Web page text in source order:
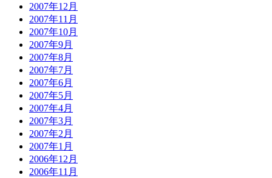
2007年12月
2007年11月
2007年10月
2007年9月
2007年8月
2007年7月
2007年6月
2007年5月
2007年4月
2007年3月
2007年2月
2007年1月
2006年12月
2006年11月